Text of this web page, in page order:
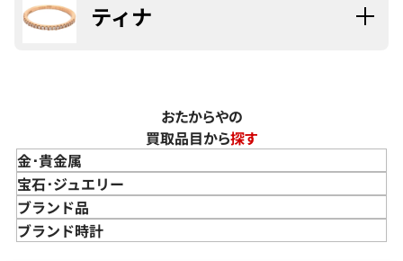
ティナ
おたからやの
買取品目から探す
金･貴金属
金 買取
金のインゴット 買取
金のアクセサリー 買取
宝石･ジュエリー
宝石･ジュエリー買取
ダイヤモンド 買取
ブランド品
バッグ･小物 買取
ブランド時計